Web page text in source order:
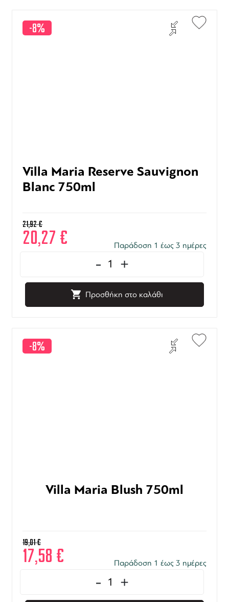
-8%
Villa Maria Reserve Sauvignon
Blanc 750ml
21,92€
20,27 € Παράδοση 1 έως 3 ημέρες
- +
Προσθήκη στο καλάθι
-8%
Villa Maria Blush 750ml
19,01€
17,58 € Παράδοση 1 έως 3 ημέρες
- +